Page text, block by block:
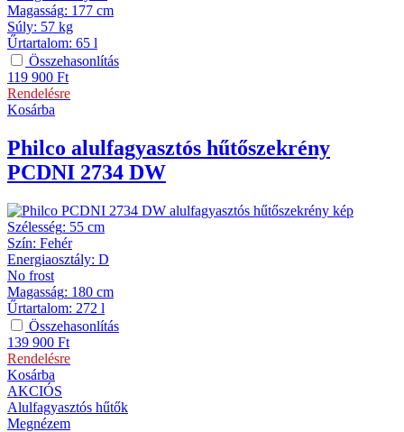
Magasság: 177 cm
Súly: 57 kg
Űrtartalom: 65 l
Összehasonlítás
119 900 Ft
Rendelésre
Kosárba
Philco alulfagyasztós hűtőszekrény
PCDNI 2734 DW
Szélesség: 55 cm
Szín: Fehér
Energiaosztály: D
No frost
Magasság: 180 cm
Űrtartalom: 272 l
Összehasonlítás
139 900 Ft
Rendelésre
Kosárba
AKCIÓS
Alulfagyasztós hűtők
Megnézem